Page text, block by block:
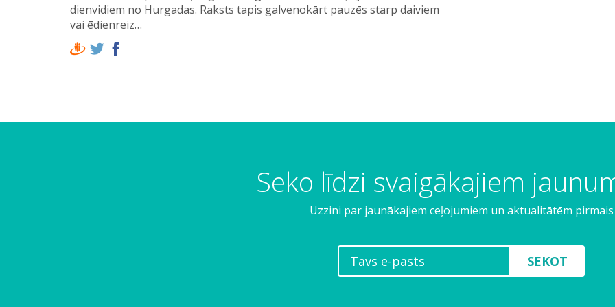
dienvidiem no Hurgadas. Raksts tapis galvenokārt pauzēs starp daiviem
vai ēdienreiz…
Seko līdzi svaigākajiem
Uzzini par jaunākajiem ceļojumiem un aktualitātēm pirmais
SEKOT